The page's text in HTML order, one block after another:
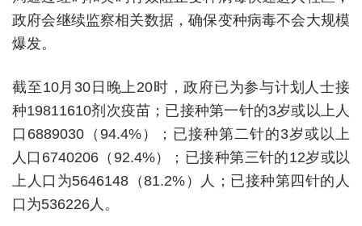
政府会继续监察相关数据，确保变种病毒不会大规模
爆发。
截至10月30日晚上20时，政府已为参与计划人士接
种19811610剂次疫苗；已接种第一针的3岁或以上人
口6889030（94.4%）；已接种第二针的3岁或以上
人口6740206（92.4%）；已接种第三针的12岁或以
上人口为5646148（81.2%）人；已接种第四针的人
口为536226人。